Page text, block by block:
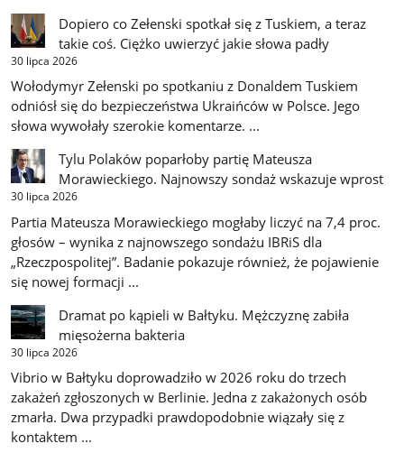
Dopiero co Zełenski spotkał się z Tuskiem, a teraz
takie coś. Ciężko uwierzyć jakie słowa padły
30 lipca 2026
Wołodymyr Zełenski po spotkaniu z Donaldem Tuskiem
odniósł się do bezpieczeństwa Ukraińców w Polsce. Jego
słowa wywołały szerokie komentarze. ...
Tylu Polaków poparłoby partię Mateusza
Morawieckiego. Najnowszy sondaż wskazuje wprost
30 lipca 2026
Partia Mateusza Morawieckiego mogłaby liczyć na 7,4 proc.
głosów – wynika z najnowszego sondażu IBRiS dla
„Rzeczpospolitej”. Badanie pokazuje również, że pojawienie
się nowej formacji ...
Dramat po kąpieli w Bałtyku. Mężczyznę zabiła
mięsożerna bakteria
30 lipca 2026
Vibrio w Bałtyku doprowadziło w 2026 roku do trzech
zakażeń zgłoszonych w Berlinie. Jedna z zakażonych osób
zmarła. Dwa przypadki prawdopodobnie wiązały się z
kontaktem ...